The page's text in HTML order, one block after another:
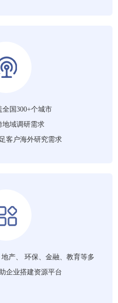
国300+个城市
地域调研需求
客户海外研究需求
产、 环保、金融、教育等多
企业搭建资源平台